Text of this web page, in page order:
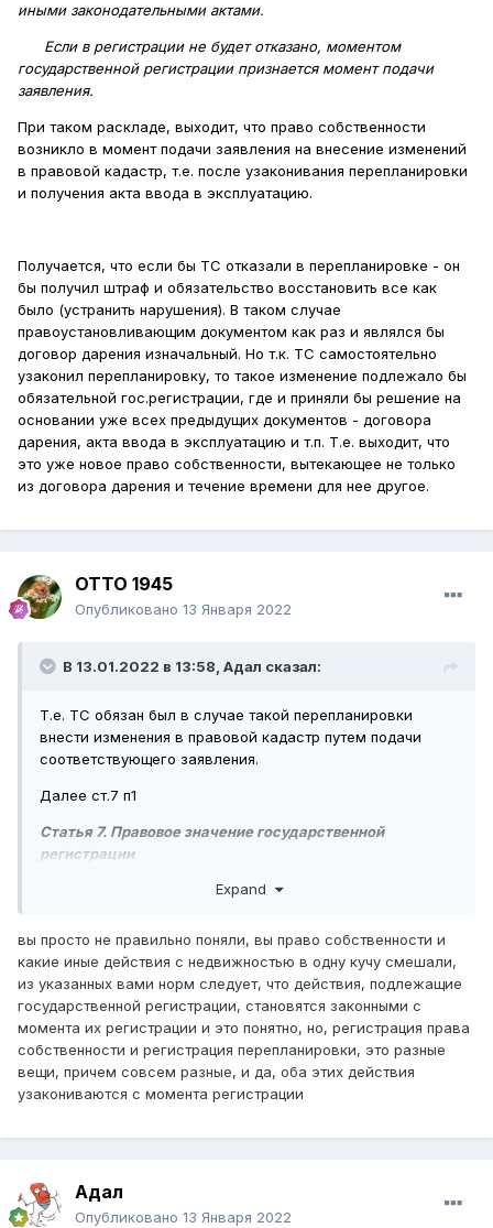
иными законодательными актами.
Если в регистрации не будет отказано, моментом
государственной регистрации признается момент подачи
заявления.
При таком раскладе, выходит, что право собственности
возникло в момент подачи заявления на внесение изменений
в правовой кадастр, т.е. после узаконивания перепланировки
и получения акта ввода в эксплуатацию.
Получается, что если бы ТС отказали в перепланировке - он
бы получил штраф и обязательство восстановить все как
было (устранить нарушения). В таком случае
правоустановливающим документом как раз и являлся бы
договор дарения изначальный. Но т.к. ТС самостоятельно
узаконил перепланировку, то такое изменение подлежало бы
обязательной гос.регистрации, где и приняли бы решение на
основании уже всех предыдущих документов - договора
дарения, акта ввода в эксплуатацию и т.п. Т.е. выходит, что
это уже новое право собственности, вытекающее не только
из договора дарения и течение времени для нее другое.
ОТТО 1945
Опубликовано 13 Января 2022
В 13.01.2022 в 13:58, Адал сказал:
Т.е. ТС обязан был в случае такой перепланировки
внести изменения в правовой кадастр путем подачи
соответствующего заявления.
Далее ст.7 п1
Статья 7. Правовое значение государственной
регистрации
1. Права (обременения прав) на недвижимое
настоящего Закона, подлежащие обязательной
государственной регистрации в правовом кадастре,
возникают с момента их государственной регистрации,
если иное не установлено настоящим Законом и иными
законодательными актами.
Если в регистрации не будет отказано, моментом
государственной регистрации признается момент подачи
заявления.
При таком раскладе, выходит, что право собственности
изменений в правовой кадастр, т.е. после узаконивания
перепланировки и получения акта ввода в эксплуатацию.
Expand
вы просто не правильно поняли, вы право собственности и
какие иные действия с недвижностью в одну кучу смешали,
из указанных вами норм следует, что действия, подлежащие
государственной регистрации, становятся законными с
момента их регистрации и это понятно, но, регистрация права
собственности и регистрация перепланировки, это разные
вещи, причем совсем разные, и да, оба этих действия
узакониваются с момента регистрации
Адал
Опубликовано 13 Января 2022